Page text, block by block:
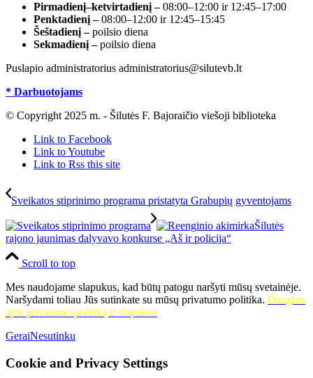
Pirmadienį–ketvirtadienį –08:00–12:00 ir 12:45–17:00
Penktadienį –08:00–12:00 ir 12:45–15:45
Šeštadienį –poilsio diena
Sekmadienį –poilsio diena
Puslapio administratorius administratorius@silutevb.lt
* Darbuotojams
© Copyright 2025 m. - Šilutės F. Bajoraičio viešoji biblioteka
Link to Facebook
Link to Youtube
Link to Rss this site
Sveikatos stiprinimo programa pristatyta Grabupių gyventojams
Šilutės
rajono jaunimas dalyvavo konkurse „Aš ir policija“
Scroll to top
Mes naudojame slapukus, kad būtų patogu naršyti mūsų svetainėje.
Naršydami toliau Jūs sutinkate su mūsų privatumo politika. Daugiau
apie privatumo politiką ir slapukus
GeraiNesutinku
Cookie and Privacy Settings